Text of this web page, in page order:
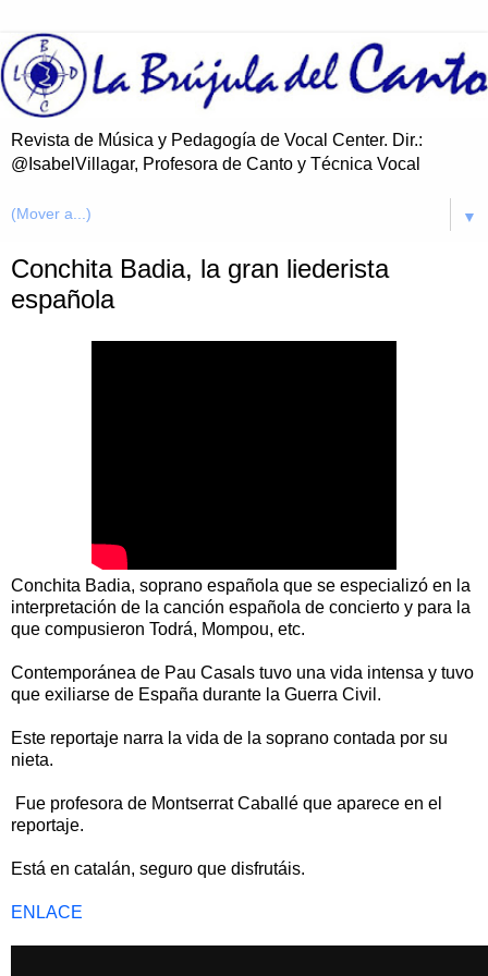
Revista de Música y Pedagogía de Vocal Center. Dir.:
@IsabelVillagar, Profesora de Canto y Técnica Vocal
▼
Conchita Badia, la gran liederista
española
Conchita Badia, soprano española que se especializó en la
interpretación de la canción española de concierto y para la
que compusieron Todrá, Mompou, etc.
Contemporánea de Pau Casals tuvo una vida intensa y tuvo
que exiliarse de España durante la Guerra Civil.
Este reportaje narra la vida de la soprano contada por su
nieta.
Fue profesora de Montserrat Caballé que aparece en el
reportaje.
Está en catalán, seguro que disfrutáis.
ENLACE